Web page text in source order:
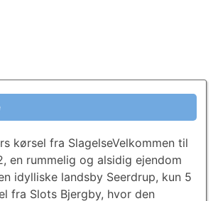
kørsel fra SlagelseVelkommen til
en rummelig og alsidig ejendom
idylliske landsby Seerdrup, kun 5
fra Slots Bjergby, hvor den